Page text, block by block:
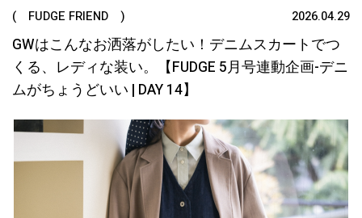
( FUDGE FRIEND ) 2026.04.29
GWはこんなお洒落がしたい！デニムスカートでつ
くる、レディな装い。【FUDGE 5月号連動企画-デニ
ムがちょうどいい | DAY 14】